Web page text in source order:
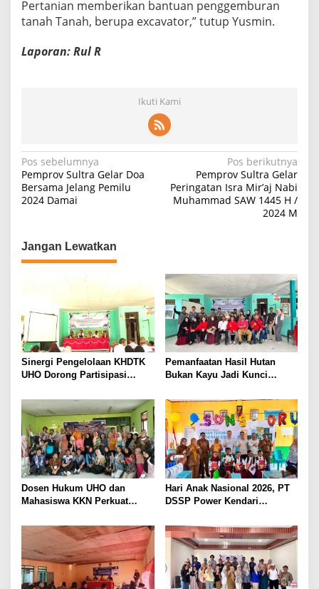
Pertanian memberikan bantuan penggemburan
tanah Tanah, berupa excavator,” tutup Yusmin.
Laporan: Rul R
Ikuti Kami
N
a
v
g
a
p
o
s
Pos sebelumnya
Pemprov Sultra Gelar Doa
Bersama Jelang Pemilu
2024 Damai
Pos berikutnya
Pemprov Sultra Gelar
Peringatan Isra Mir’aj Nabi
Muhammad SAW 1445 H /
2024 M
Jangan Lewatkan
Sinergi Pengelolaan KHDTK
UHO Dorong Partisipasi
Hutan
Pemanfaatan Hasil Hutan
Bukan Kayu Jadi Kunci
Masyarakat Tobimeita
Dosen Hukum UHO dan
Mahasiswa KKN Perkuat
Padaleu Kendari
Hari Anak Nasional 2026, PT
DSSP Power Kendari
Siswa di Moramo Utara